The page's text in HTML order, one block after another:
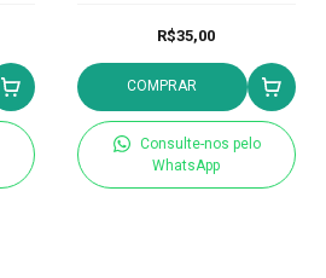
R$35,00
COMPRAR
Consulte-nos pelo
WhatsApp